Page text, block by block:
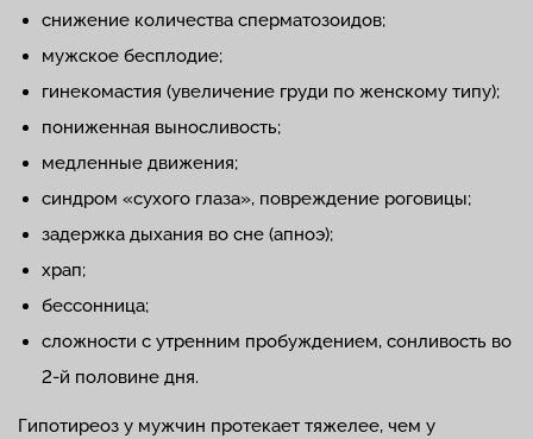
снижение количества сперматозоидов;
мужское бесплодие;
гинекомастия (увеличение груди по женскому типу);
пониженная выносливость;
медленные движения;
синдром «сухого глаза», повреждение роговицы;
задержка дыхания во сне (апноэ);
храп;
бессонница;
сложности с утренним пробуждением, сонливость во
2-й половине дня.
Гипотиреоз у мужчин протекает тяжелее, чем у